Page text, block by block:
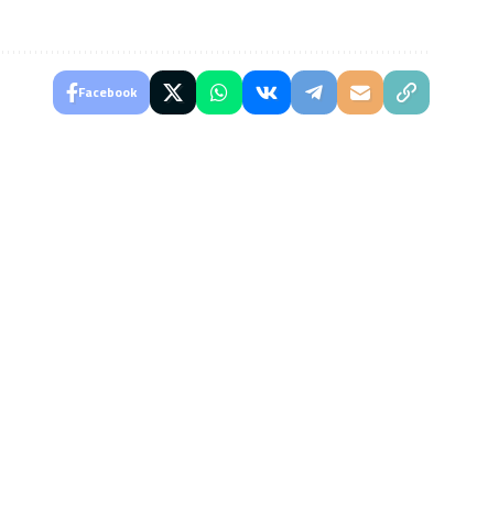
Facebook